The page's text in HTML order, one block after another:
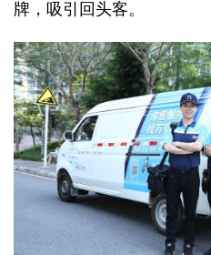
牌，吸引回头客。